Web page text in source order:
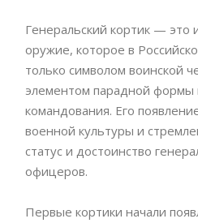
Генеральский кортик — это
оружие, которое в
только символом воинской
элементом парадной формы
командования. Его
военной культуры и
статус и достоинство
офицеров.
Первые кортики начали